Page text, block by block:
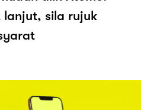
lanjut, sila rujuk